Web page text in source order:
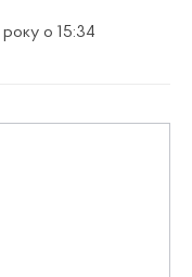
року о 15:34